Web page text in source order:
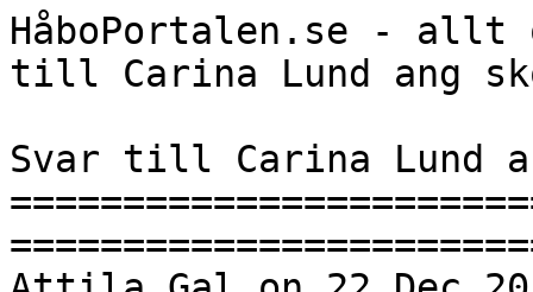
HåboPortalen.se - allt
till Carina Lund ang
Svar till Carina Lund